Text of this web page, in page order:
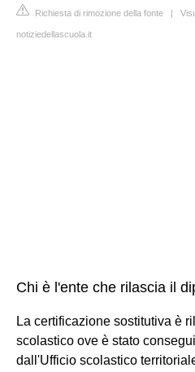
Richiesta di rimozione della fonte |
notiziedellascuola.it
Chi è l'ente che rilascia il
La certificazione sostitutiva è
scolastico ove è stato
dall'Ufficio scolastico